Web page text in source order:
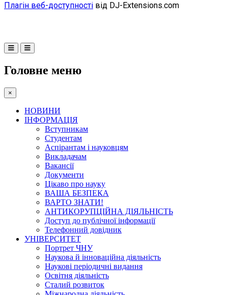
Плагін веб-доступності від DJ-Extensions.com
Головне меню
×
НОВИНИ
ІНФОРМАЦІЯ
Вступникам
Студентам
Аспірантам і науковцям
Викладачам
Вакансії
Документи
Цікаво про науку
ВАША БЕЗПЕКА
ВАРТО ЗНАТИ!
АНТИКОРУПЦІЙНА ДІЯЛЬНІСТЬ
Доступ до публічної інформації
Телефонний довідник
УНІВЕРСИТЕТ
Портрет ЧНУ
Наукова й інноваційна діяльність
Наукові періодичні видання
Освітня діяльність
Сталий розвиток